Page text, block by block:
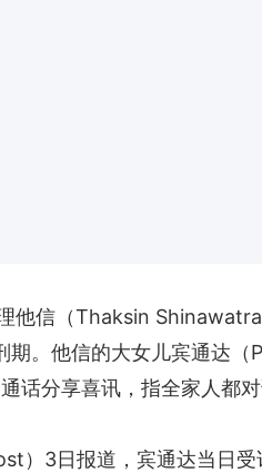
他信（Thaksin
期。他信的大女儿宾通达
话分享喜讯，指全家人都对
）3日报道，宾通达当日